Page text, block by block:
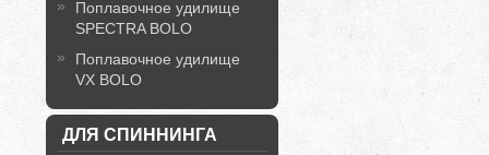
Поплавочное удилище
SPECTRA BOLO
Поплавочное удилище
VX BOLO
ДЛЯ СПИННИНГА